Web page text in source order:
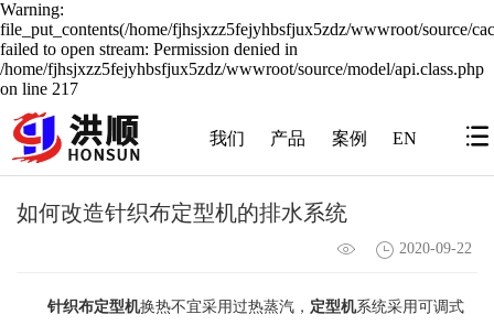
Warning:
file_put_contents(/home/fjhsjxzz5fejyhbsfjux5zdz/wwwroot/source/
failed to open stream: Permission denied in
/home/fjhsjxzz5fejyhbsfjux5zdz/wwwroot/source/model/api.class.php
on line 217
我们 产品 案例 EN
如何改造针织布定型机的排水系统
2020-09-22
针织布定型机换热不宜采用过热蒸汽， 定型机系统采用可调式